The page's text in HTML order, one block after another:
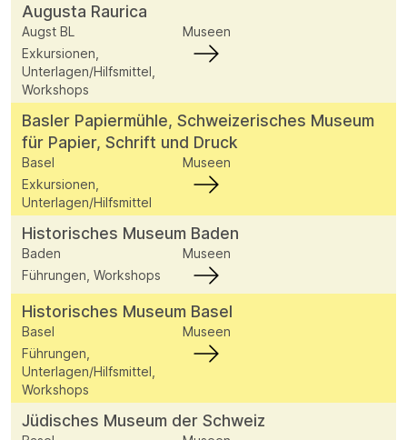
Augusta Raurica
Augst BL
Museen
Exkursionen,
Unterlagen/Hilfsmittel,
Workshops
Basler Papiermühle, Schweizerisches Museum
für Papier, Schrift und Druck
Basel
Museen
Exkursionen,
Unterlagen/Hilfsmittel
Historisches Museum Baden
Baden
Museen
Führungen, Workshops
Historisches Museum Basel
Basel
Museen
Führungen,
Unterlagen/Hilfsmittel,
Workshops
Jüdisches Museum der Schweiz